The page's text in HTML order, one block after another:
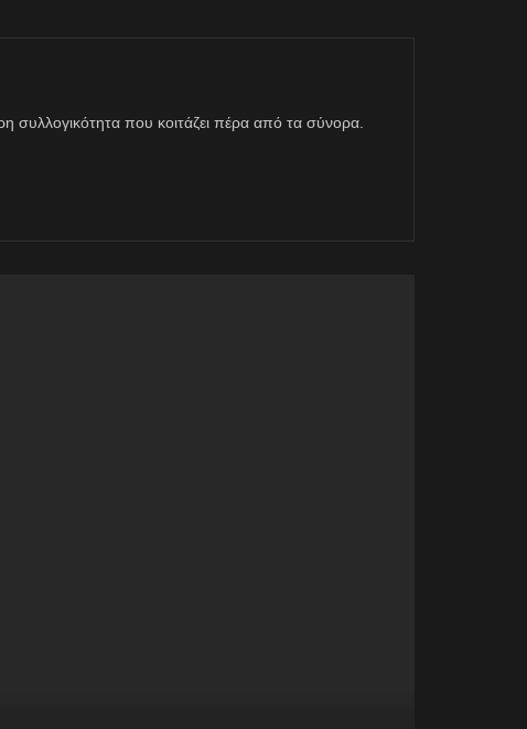
που κοιτάζει πέρα από τα σύνορα.